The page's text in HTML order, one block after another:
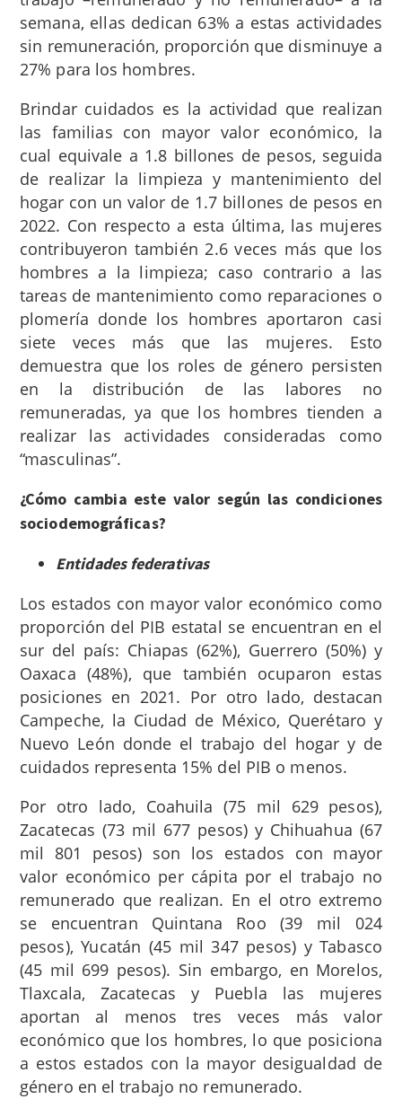
semana, ellas dedican 63% a estas actividades
sin remuneración, proporción que disminuye a
27% para los hombres.
Brindar cuidados es la actividad que realizan
las familias con mayor valor económico, la
cual equivale a 1.8 billones de pesos, seguida
de realizar la limpieza y mantenimiento del
hogar con un valor de 1.7 billones de pesos en
2022. Con respecto a esta última, las mujeres
contribuyeron también 2.6 veces más que los
hombres a la limpieza; caso contrario a las
tareas de mantenimiento como reparaciones o
plomería donde los hombres aportaron casi
siete veces más que las mujeres. Esto
demuestra que los roles de género persisten
en la distribución de las labores no
remuneradas, ya que los hombres tienden a
realizar las actividades consideradas como
“masculinas”.
¿Cómo cambia este valor según las condiciones
sociodemográficas?
Entidades federativas
Los estados con mayor valor económico como
proporción del PIB estatal se encuentran en el
sur del país: Chiapas (62%), Guerrero (50%) y
Oaxaca (48%), que también ocuparon estas
posiciones en 2021. Por otro lado, destacan
Campeche, la Ciudad de México, Querétaro y
Nuevo León donde el trabajo del hogar y de
cuidados representa 15% del PIB o menos.
Por otro lado, Coahuila (75 mil 629 pesos),
Zacatecas (73 mil 677 pesos) y Chihuahua (67
mil 801 pesos) son los estados con mayor
valor económico per cápita por el trabajo no
remunerado que realizan. En el otro extremo
se encuentran Quintana Roo (39 mil 024
pesos), Yucatán (45 mil 347 pesos) y Tabasco
(45 mil 699 pesos). Sin embargo, en Morelos,
Tlaxcala, Zacatecas y Puebla las mujeres
aportan al menos tres veces más valor
económico que los hombres, lo que posiciona
a estos estados con la mayor desigualdad de
género en el trabajo no remunerado.